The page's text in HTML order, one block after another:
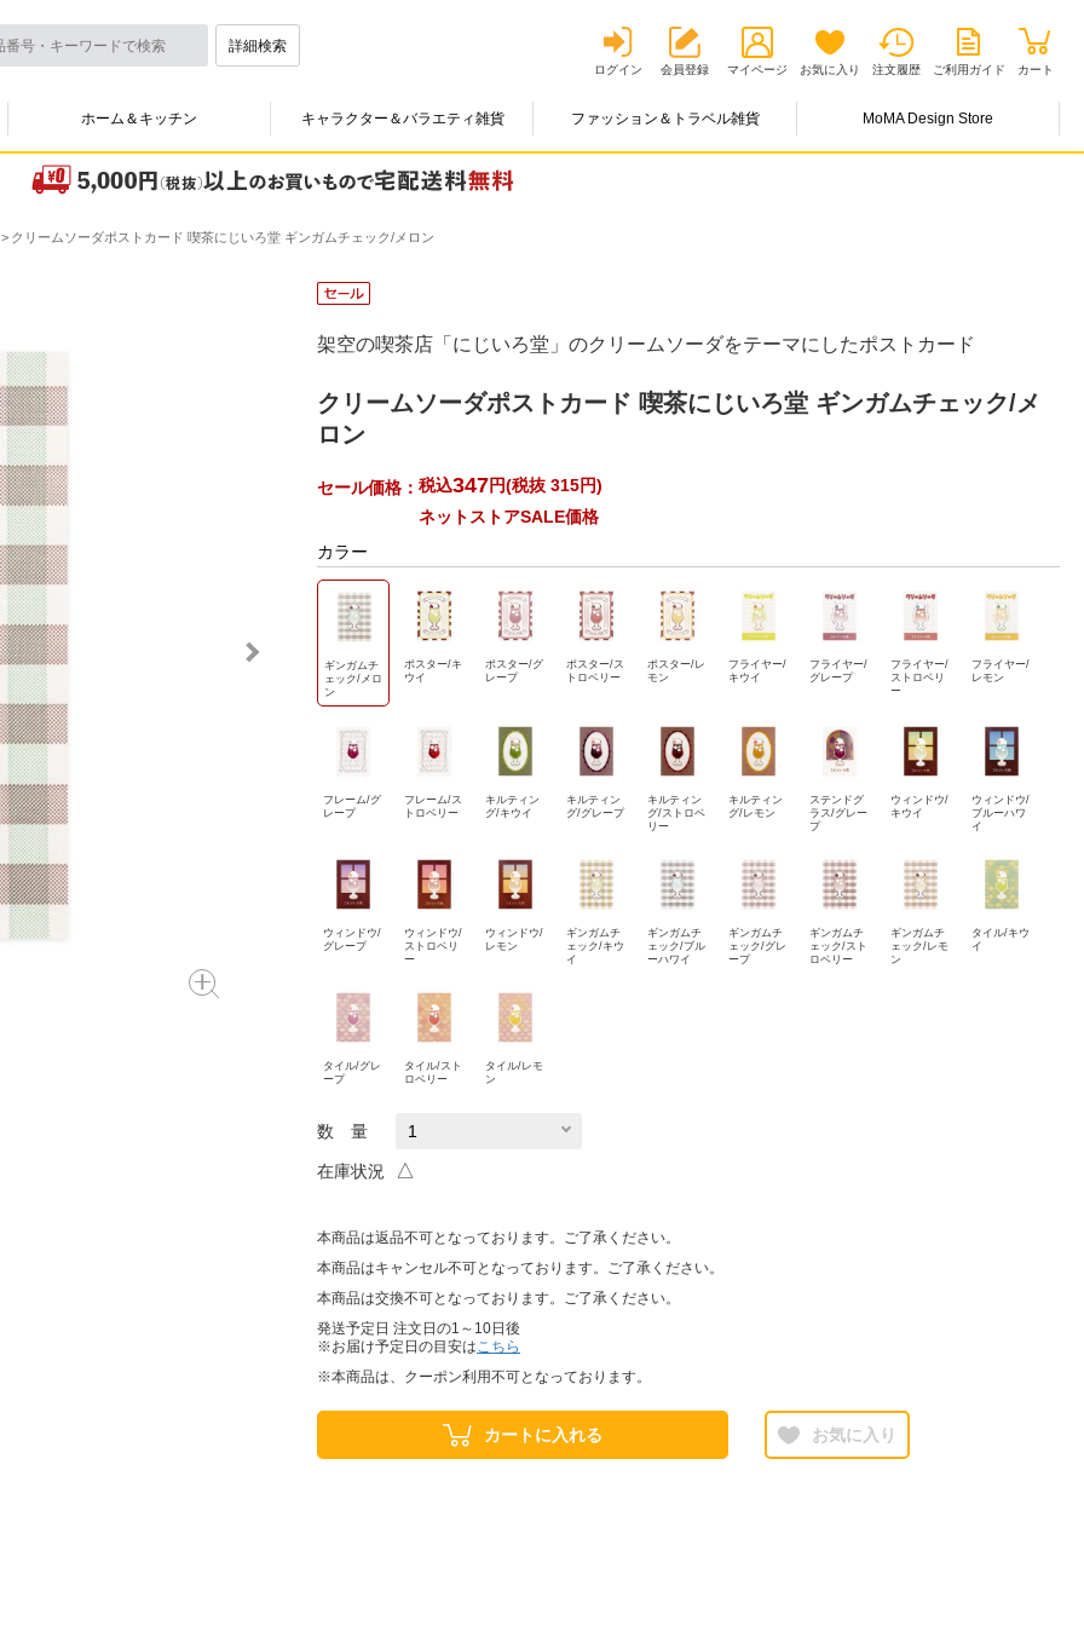
詳細検索
ログイン 会員登録 マイページ お気に入り 注文履歴 ご利用ガイド カート
ホーム＆キッチン キャラクター＆バラエティ雑貨 ファッション＆トラベル雑貨 MoMA Design Store
クリームソーダポストカード 喫茶にじいろ堂 ギンガムチェック/メロン
架空の喫茶店「にじいろ堂」のクリームソーダをテーマにしたポストカード
クリームソーダポストカード 喫茶にじいろ堂 ギンガムチェック/メ
ロン
セール価格： 税込347円(税抜 315円)
ネットストアSALE価格
カラー
ギンガムチ
ェック/メロ
ン
ポスター/キ
ウイ
ポスター/グ
レープ
ポスター/ス
トロベリー
ポスター/レ
モン
フライヤー/
キウイ
フライヤー/
グレープ
フライヤー/
ストロベリ
ー
フライヤー/
レモン
フレーム/グ
レープ
フレーム/ス
トロベリー
キルティン
グ/キウイ
キルティン
グ/グレープ
キルティン
グ/ストロベ
リー
キルティン
グ/レモン
ステンドグ
ラス/グレー
プ
ウィンドウ/
キウイ
ウィンドウ/
ブルーハワ
イ
ウィンドウ/
グレープ
ウィンドウ/
ストロベリ
ー
ウィンドウ/
レモン
ギンガムチ
ェック/キウ
イ
ギンガムチ
ェック/ブル
ーハワイ
ギンガムチ
ェック/グレ
ープ
ギンガムチ
ェック/スト
ロベリー
ギンガムチ
ェック/レモ
ン
タイル/キウ
イ
タイル/グレ
ープ
タイル/スト
ロベリー
タイル/レモ
ン
数 量
在庫状況 △
本商品は返品不可となっております。ご了承ください。
本商品はキャンセル不可となっております。ご了承ください。
本商品は交換不可となっております。ご了承ください。
発送予定日 注文日の1～10日後
※お届け予定日の目安はこちら
※本商品は、クーポン利用不可となっております。
カートに入れる お気に入り